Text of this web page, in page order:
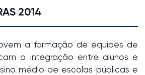
2014
a formação de equipes de
a integração entre alunos e
médio de escolas públicas e